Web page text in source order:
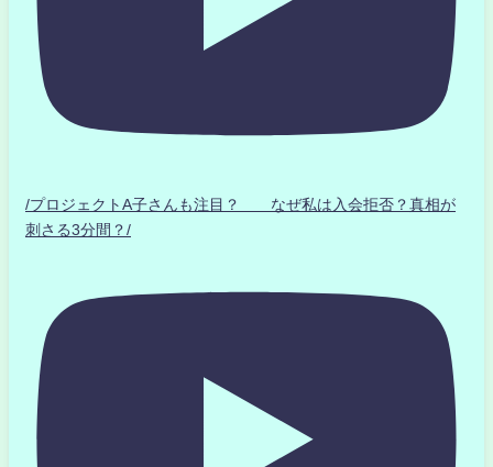
/プロジェクトA子さんも注目？ なぜ私は入会拒否？真相が
刺さる3分間？/